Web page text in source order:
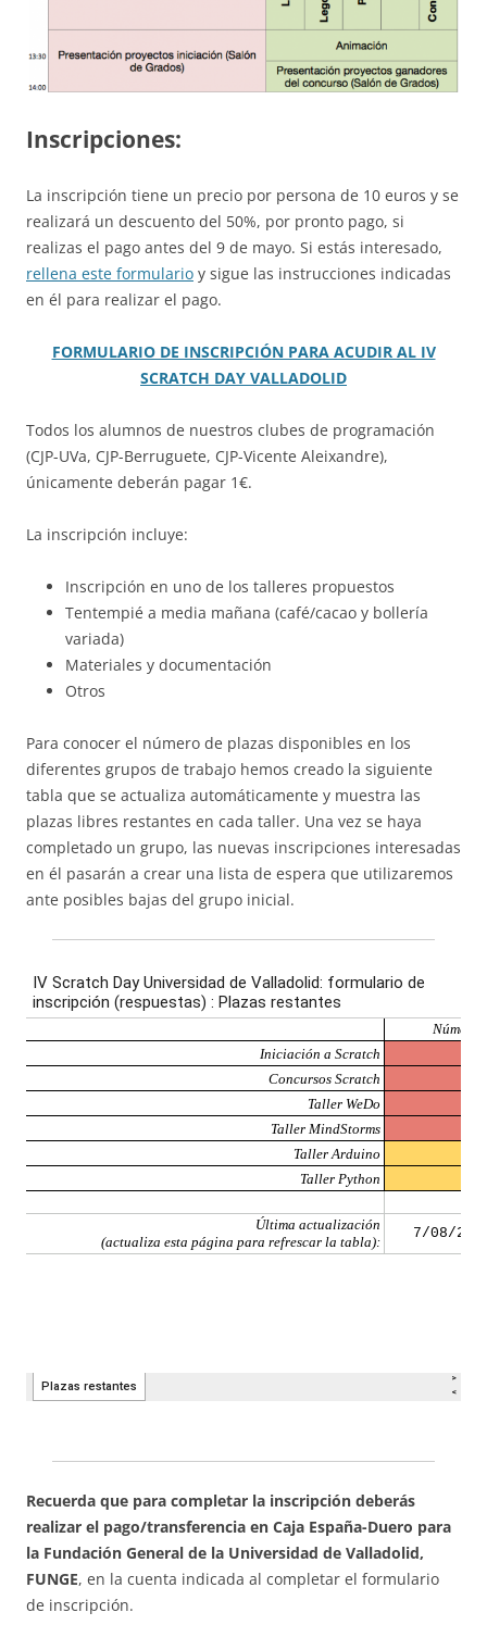
Inscripciones:
La inscripción tiene un precio por persona de 10 euros y se
realizará un descuento del 50%, por pronto pago, si
realizas el pago antes del 9 de mayo. Si estás interesado,
rellena este formulario y sigue las instrucciones indicadas
en él para realizar el pago.
FORMULARIO DE INSCRIPCIÓN PARA ACUDIR AL IV
SCRATCH DAY VALLADOLID
Todos los alumnos de nuestros clubes de programación
(CJP-UVa, CJP-Berruguete, CJP-Vicente Aleixandre),
únicamente deberán pagar 1€.
La inscripción incluye:
Inscripción en uno de los talleres propuestos
Tentempié a media mañana (café/cacao y bollería
variada)
Materiales y documentación
Otros
Para conocer el número de plazas disponibles en los
diferentes grupos de trabajo hemos creado la siguiente
tabla que se actualiza automáticamente y muestra las
plazas libres restantes en cada taller. Una vez se haya
completado un grupo, las nuevas inscripciones interesadas
en él pasarán a crear una lista de espera que utilizaremos
ante posibles bajas del grupo inicial.
Recuerda que para completar la inscripción deberás
realizar el pago/transferencia en Caja España-Duero para
la Fundación General de la Universidad de Valladolid,
FUNGE, en la cuenta indicada al completar el formulario
de inscripción.